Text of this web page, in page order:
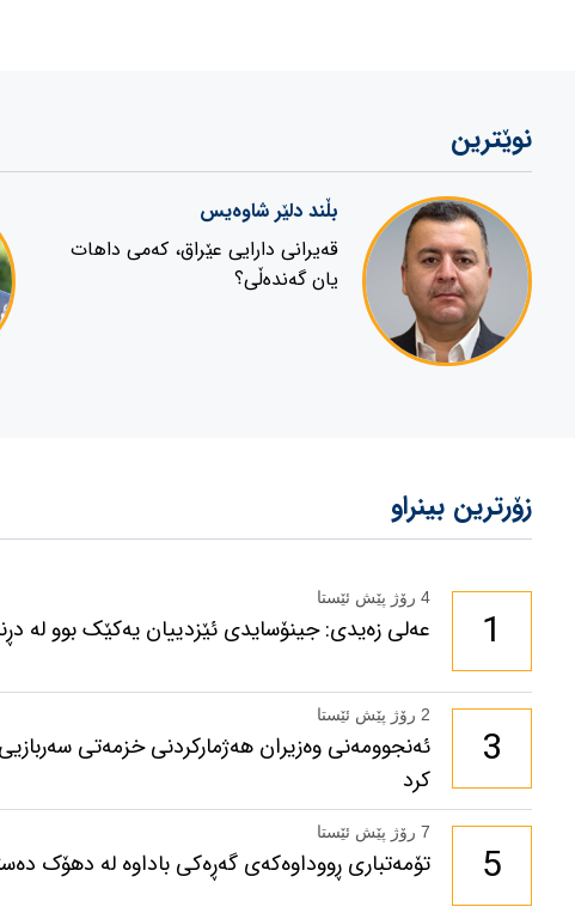
نوێترین
بڵند دلێر شاوەیس
قەیرانی دارایی عێراق، کەمی داهات
یان گەندەڵی؟
زۆرترین بینراو
1
4 رۆژ پێش ئێستا
عەلی زەیدی: جینۆسایدی ئێزدییان یەکێک بوو لە
3
2 رۆژ پێش ئێستا
ئەنجوومەنی وەزیران هەژمارکردنی خزمەتی
کرد
5
7 رۆژ پێش ئێستا
تۆمەتباری ڕووداوەکەی گەڕەکی باداوە لە دهۆک